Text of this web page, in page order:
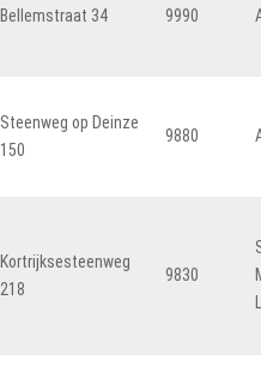
Bellemstraat 34 9990
Steenweg op Deinze
150
9880
Kortrijksesteenweg
218
9830